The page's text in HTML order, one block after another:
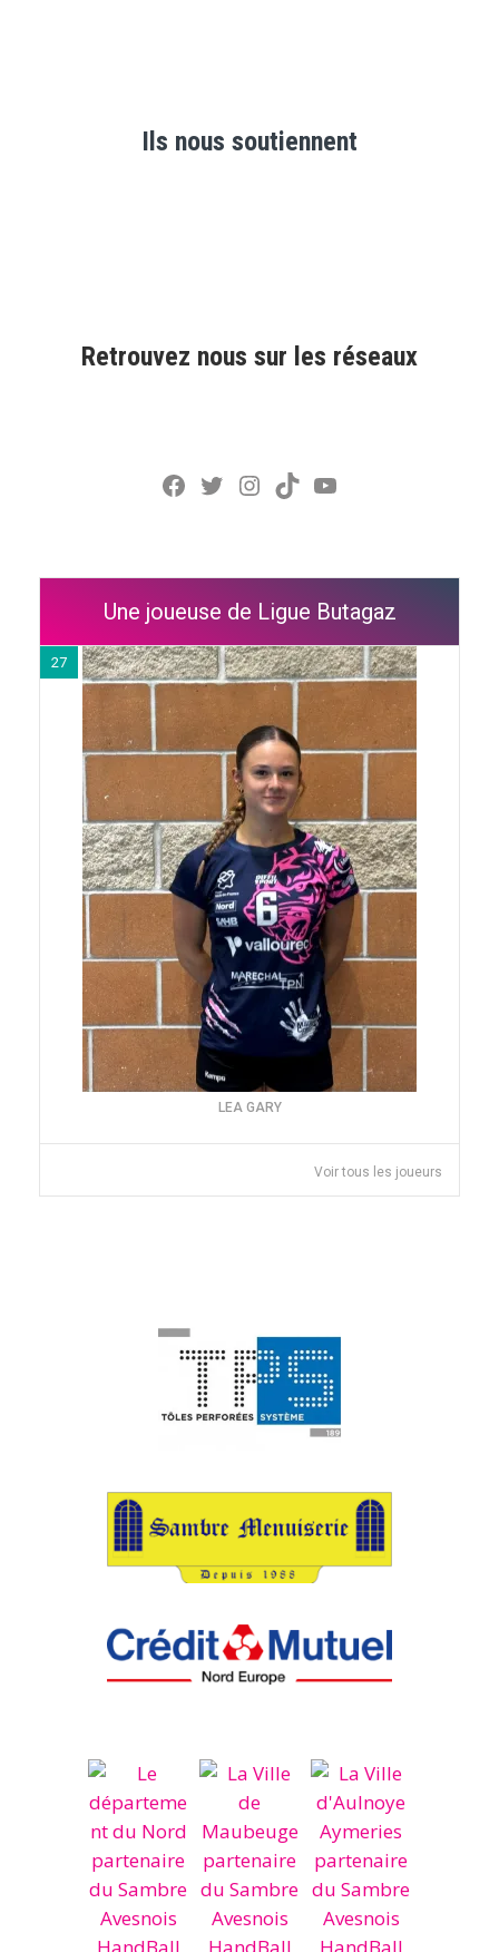
Ils nous soutiennent
Retrouvez nous sur les réseaux
Facebook
Twitter
Instagram
TikTokYouTube
Une joueuse de Ligue Butagaz
27
LEA GARY
Voir tous les joueurs